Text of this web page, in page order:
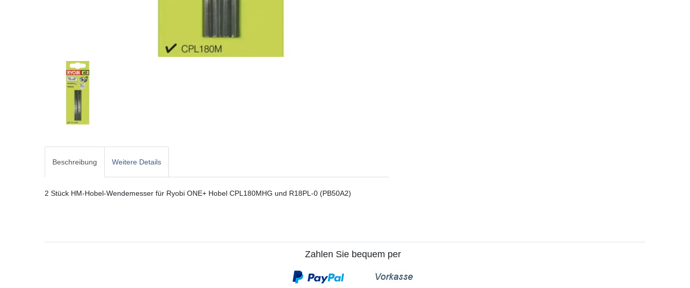
Beschreibung Weitere Details
2 Stück HM-Hobel-Wendemesser für Ryobi ONE+ Hobel CPL180MHG und R18PL-0 (PB50A2)
Zahlen Sie bequem per